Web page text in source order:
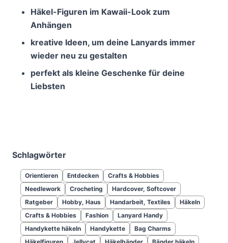
Häkel-Figuren im Kawaii-Look zum
Anhängen
kreative Ideen, um deine Lanyards immer
wieder neu zu gestalten
perfekt als kleine Geschenke für deine
Liebsten
Schlagwörter
Orientieren Entdecken
Crafts & Hobbies
Needlework
Crocheting
Hardcover, Softcover
Ratgeber
Hobby, Haus Handarbeit, Textiles
Häkeln
Crafts & Hobbies
Fashion
Lanyard Handy
Handykette häkeln
Handykette
Bag Charms